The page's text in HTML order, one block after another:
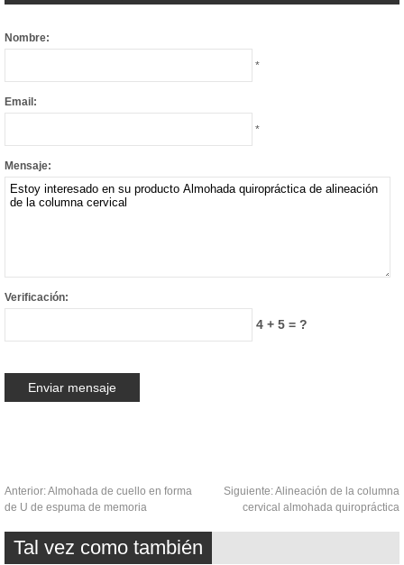
Nombre:
*
Email:
*
Mensaje:
Verificación:
4 + 5 = ?
Anterior:Almohada de cuello en forma
de U de espuma de memoria
Siguiente:Alineación de la columna
cervical almohada quiropráctica
Tal vez como también